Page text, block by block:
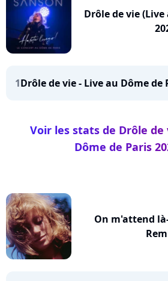
Drôle de vie
1Drôle de vie - Live au Dôme de
Voir les stats de Drôle de
Dôme de Paris
On m'attend